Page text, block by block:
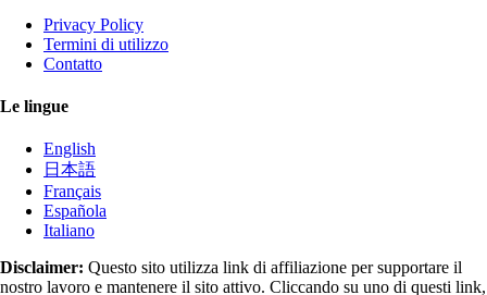
Privacy Policy
Termini di utilizzo
Contatto
Le lingue
English
日本語
Français
Española
Italiano
Disclaimer: Questo sito utilizza link di affiliazione per supportare il
nostro lavoro e mantenere il sito attivo. Cliccando su uno di questi link,